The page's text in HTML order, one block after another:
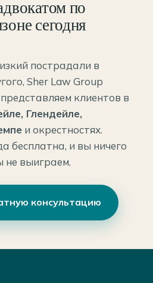
по
сегодня
пострадали в
Sher Law Group
клиентов в
Глендейле,
и окрестностях.
бесплатна, и вы ничего
не выиграем.
консультацию